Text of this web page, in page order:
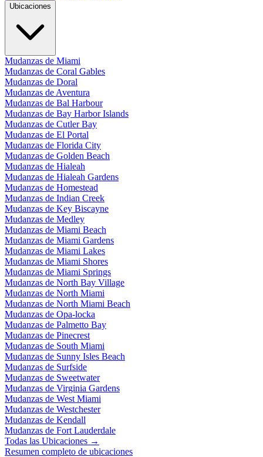
Ubicaciones
Mudanzas de Miami
Mudanzas de Coral Gables
Mudanzas de Doral
Mudanzas de Aventura
Mudanzas de Bal Harbour
Mudanzas de Bay Harbor Islands
Mudanzas de Cutler Bay
Mudanzas de El Portal
Mudanzas de Florida City
Mudanzas de Golden Beach
Mudanzas de Hialeah
Mudanzas de Hialeah Gardens
Mudanzas de Homestead
Mudanzas de Indian Creek
Mudanzas de Key Biscayne
Mudanzas de Medley
Mudanzas de Miami Beach
Mudanzas de Miami Gardens
Mudanzas de Miami Lakes
Mudanzas de Miami Shores
Mudanzas de Miami Springs
Mudanzas de North Bay Village
Mudanzas de North Miami
Mudanzas de North Miami Beach
Mudanzas de Opa-locka
Mudanzas de Palmetto Bay
Mudanzas de Pinecrest
Mudanzas de South Miami
Mudanzas de Sunny Isles Beach
Mudanzas de Surfside
Mudanzas de Sweetwater
Mudanzas de Virginia Gardens
Mudanzas de West Miami
Mudanzas de Westchester
Mudanzas de Kendall
Mudanzas de Fort Lauderdale
Todas las Ubicaciones →
Resumen completo de ubicaciones